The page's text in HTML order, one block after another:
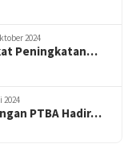
2024
Peningkatan…
2024
PTBA Hadir…